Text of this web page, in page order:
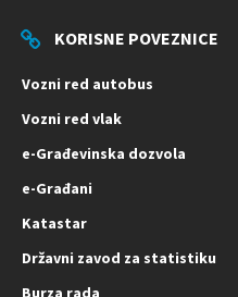
KORISNE POVEZNICE
Vozni red autobus
Vozni red vlak
e-Građevinska dozvola
e-Građani
Katastar
Državni zavod za statistiku
Burza rada